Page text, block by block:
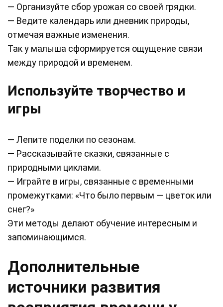
— Организуйте сбор урожая со своей грядки.
— Ведите календарь или дневник природы,
отмечая важные изменения.
Так у малыша сформируется ощущение связи
между природой и временем.
Используйте творчество и
игры
— Лепите поделки по сезонам.
— Рассказывайте сказки, связанные с
природными циклами.
— Играйте в игры, связанные с временными
промежутками: «Что было первым — цветок или
снег?»
Эти методы делают обучение интересным и
запоминающимся.
Дополнительные
источники развития